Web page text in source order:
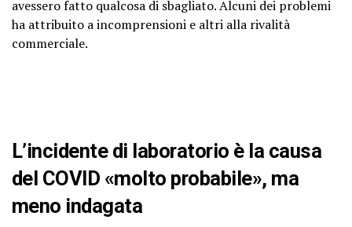
avessero fatto qualcosa di sbagliato. Alcuni dei problemi
ha attribuito a incomprensioni e altri alla rivalità
commerciale.
L’incidente di laboratorio è la causa
del COVID «molto probabile», ma
meno indagata